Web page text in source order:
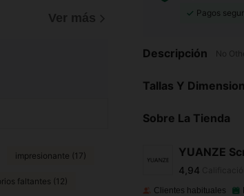
Ver más
impresionante (17)
faltantes (12)
Pagos
Descripción No
Tallas Y
Sobre La Tienda
YUANZE
4,94
4,94
Clientes habituales